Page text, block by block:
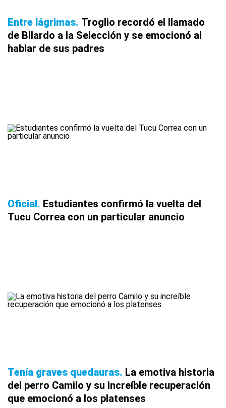
Entre lágrimas Troglio recordó el llamado
de Bilardo a la Selección y se emocionó al
hablar de sus padres
Oficial Estudiantes confirmó la vuelta del
Tucu Correa con un particular anuncio
Tenía graves quedauras La emotiva historia
del perro Camilo y su increíble recuperación
que emocionó a los platenses